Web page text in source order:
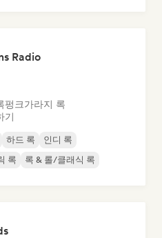
Radio
펑크가라지 록
기
하드 록
인디 록
록 록 & 롤/클래식 록